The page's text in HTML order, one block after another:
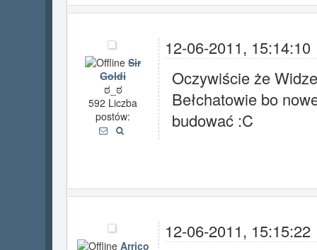
Sir
Goldi
ಠ_ಠ
592 Liczba
postów:
12-06-2011, 15:14:10
Oczywiście że
Bełchatowie bo
budować :C
Arrico
12-06-2011, 15:15:22